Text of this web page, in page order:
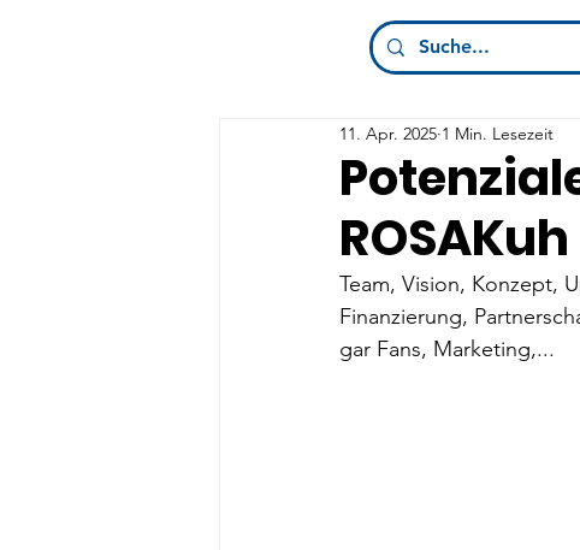
ROSAKuh
11. Apr. 2025 1 Min. Lesezeit
Team, Vision, Konzept,
Finanzierung,
gar Fans, Marketing,...